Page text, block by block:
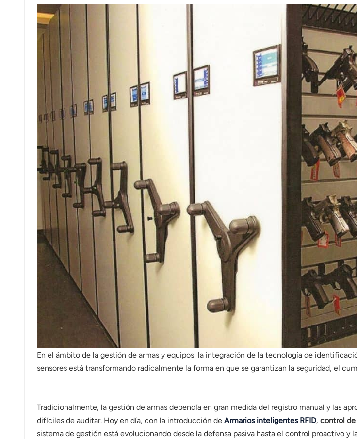
magyar
En el ámbito de la gestión de armas y equipos, la integración de la tecnología de
sensores está transformando radicalmente la forma en que se garantizan la seguridad, el
Tradicionalmente, la gestión de armas dependía en gran medida del registro manual y las
difíciles de auditar. Hoy en día, con la introducción de Armarios inteligentes RFID, control de
sistema de gestión está evolucionando desde la defensa pasiva hasta el control proactivo y